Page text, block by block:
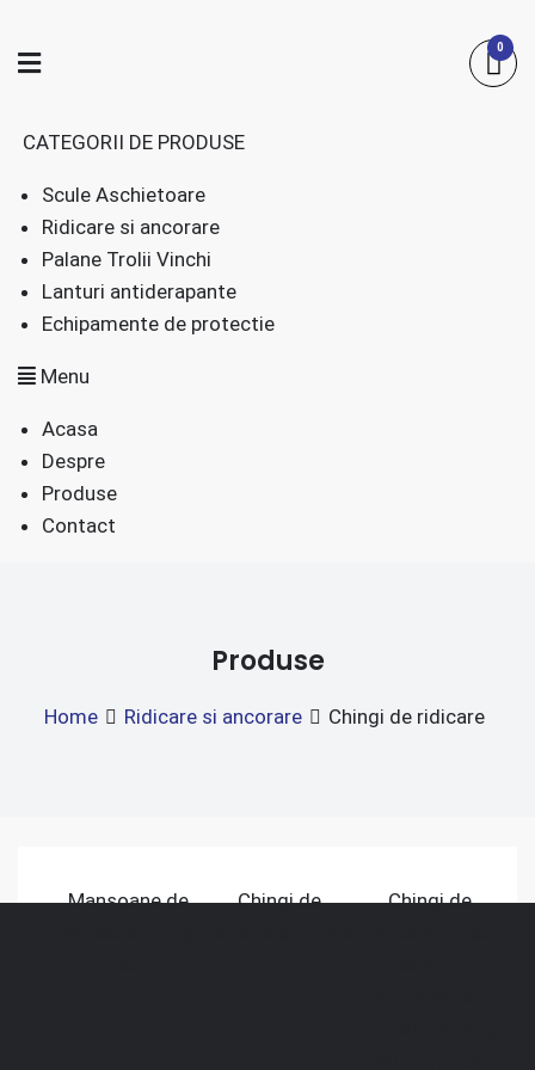
to
content
0
CATEGORII DE PRODUSE
Scule Aschietoare
Ridicare si ancorare
Palane Trolii Vinchi
Lanturi antiderapante
Echipamente de protectie
Menu
Acasa
Despre
Produse
Contact
Produse
Home Ridicare si ancorare Chingi de ridicare
Manșoane de
Chingi de
Chingi de